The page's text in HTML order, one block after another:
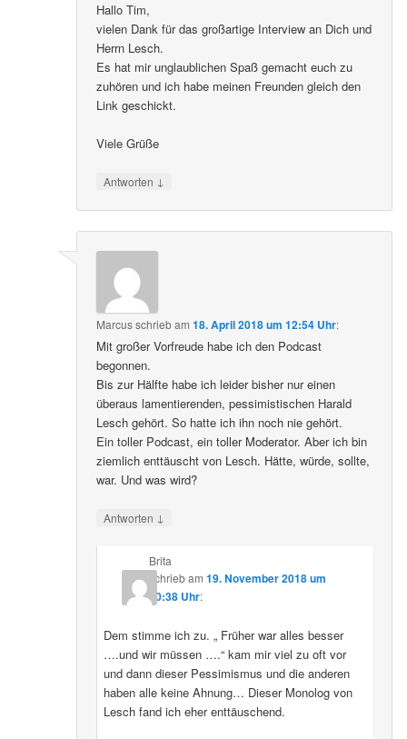
Hallo Tim,
vielen Dank für das großartige Interview an Dich und
Herrn Lesch.
Es hat mir unglaublichen Spaß gemacht euch zu
zuhören und ich habe meinen Freunden gleich den
Link geschickt.
Viele Grüße
Antworten ↓
Marcusschriebam18. April 2018 um 12:54 Uhr:
Mit großer Vorfreude habe ich den Podcast
begonnen.
Bis zur Hälfte habe ich leider bisher nur einen
überaus lamentierenden, pessimistischen Harald
Lesch gehört. So hatte ich ihn noch nie gehört.
Ein toller Podcast, ein toller Moderator. Aber ich bin
ziemlich enttäuscht von Lesch. Hätte, würde, sollte,
war. Und was wird?
Antworten ↓
Brita
schriebam 19. November 2018 um
20:38 Uhr:
Dem stimme ich zu. „ Früher war alles besser
….und wir müssen ….“ kam mir viel zu oft vor
und dann dieser Pessimismus und die anderen
haben alle keine Ahnung… Dieser Monolog von
Lesch fand ich eher enttäuschend.